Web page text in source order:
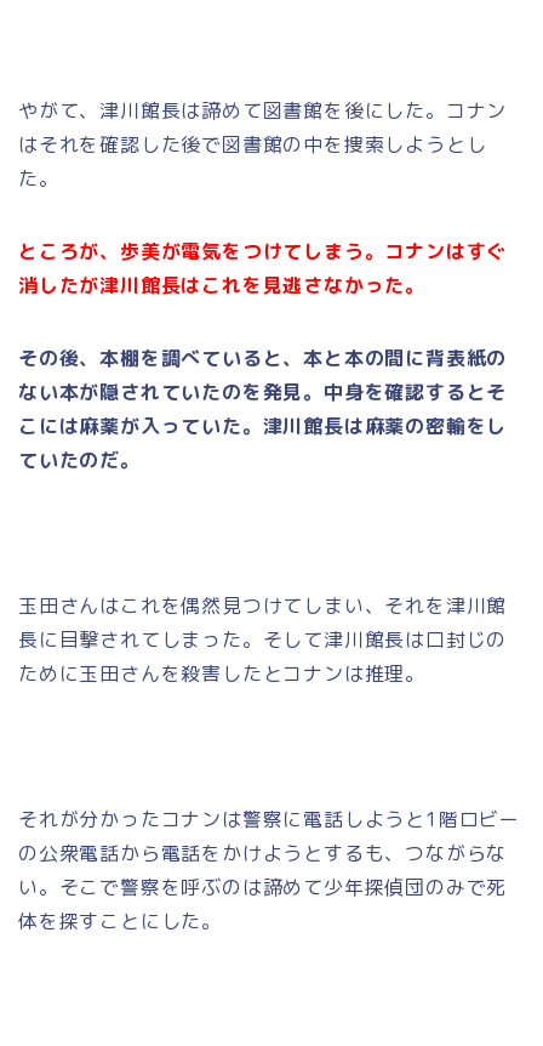
やがて、津川館長は諦めて図書館を後にした。コナン
はそれを確認した後で図書館の中を捜索しようとし
た。
ところが、歩美が電気をつけてしまう。コナンはすぐ
消したが津川館長はこれを見逃さなかった。
その後、本棚を調べていると、本と本の間に背表紙の
ない本が隠されていたのを発見。中身を確認するとそ
こには麻薬が入っていた。津川館長は麻薬の密輸をし
ていたのだ。
玉田さんはこれを偶然見つけてしまい、それを津川館
長に目撃されてしまった。そして津川館長は口封じの
ために玉田さんを殺害したとコナンは推理。
それが分かったコナンは警察に電話しようと1階ロビー
の公衆電話から電話をかけようとするも、つながらな
い。そこで警察を呼ぶのは諦めて少年探偵団のみで死
体を探すことにした。